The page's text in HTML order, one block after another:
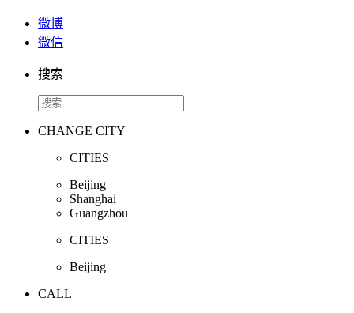
微博
微信
搜索
CHANGE CITY
CITIES
Beijing
Shanghai
Guangzhou
CITIES
Beijing
CALL